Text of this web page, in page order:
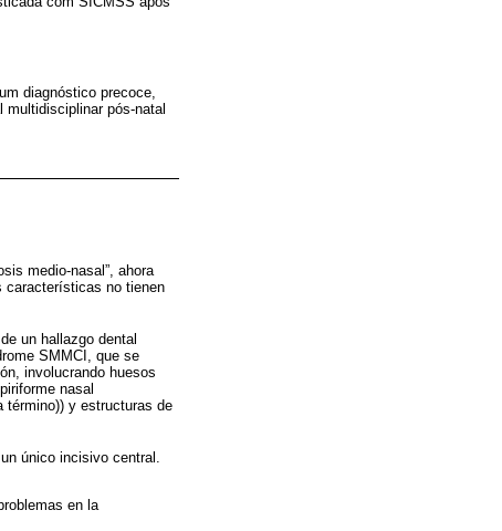
diagnóstico precoce,
multidisciplinar pós-natal
medio-nasal”, ahora
características no tienen
un hallazgo dental
SMMCI, que se
involucrando huesos
nasal
término)) y estructuras de
único incisivo central.
en la